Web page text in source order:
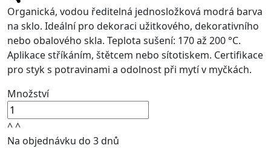
Organická, vodou ředitelná jednosložková modrá barva
na sklo. Ideální pro dekoraci užitkového, dekorativního
nebo obalového skla. Teplota sušení: 170 až 200 °C.
Aplikace stříkáním, štětcem nebo sítotiskem. Certifikace
pro styk s potravinami a odolnost při mytí v myčkách.
Množství
^^
Na objednávku do 3 dnů